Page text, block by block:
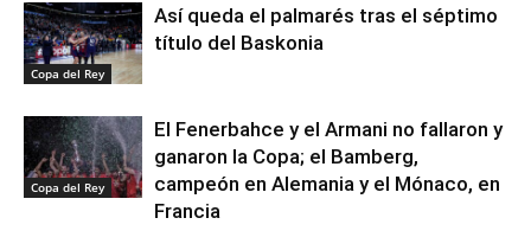
Copa del Rey
Así queda el palmarés tras el séptimo
título del Baskonia
Copa del Rey
El Fenerbahce y el Armani no fallaron y
ganaron la Copa; el Bamberg,
campeón en Alemania y el Mónaco, en
Francia